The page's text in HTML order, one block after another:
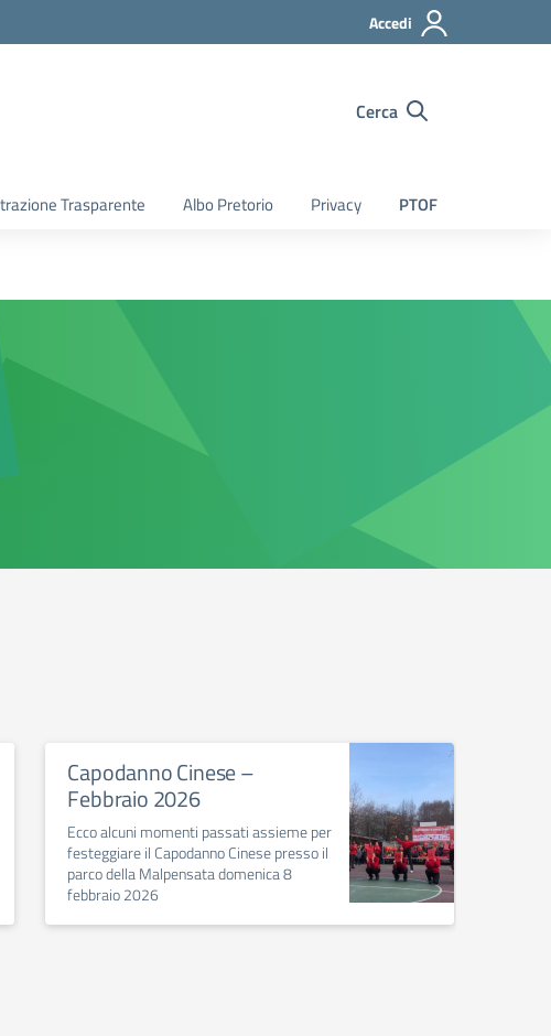
Accedi
Cerca
Trasparente Albo Pretorio Privacy PTOF
Capodanno Cinese –
Febbraio 2026
Ecco alcuni momenti passati assieme per
festeggiare il Capodanno Cinese presso il
parco della Malpensata domenica 8
febbraio 2026